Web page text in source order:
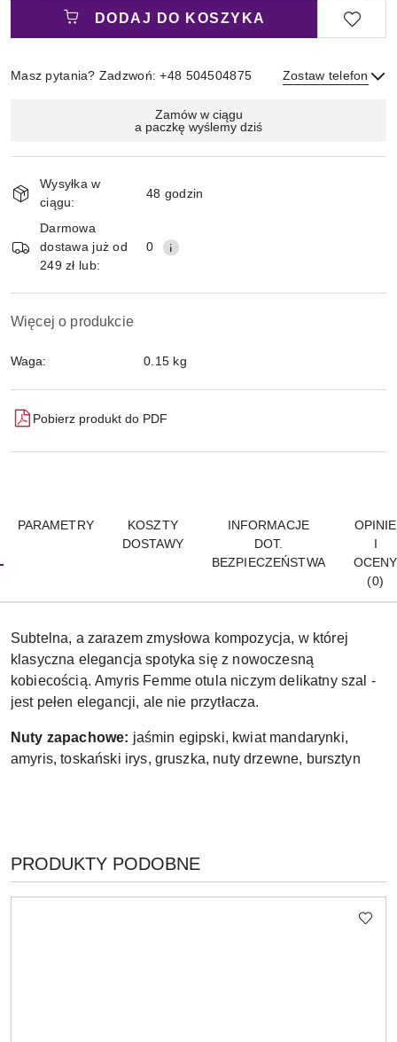
DODAJ DO KOSZYKA
Masz pytania? Zadzwoń: +48 504504875 Zostaw telefon
Wyślij
dostawa
Zamów w ciągu
a paczkę wyślemy dziś
Wysyłka w
ciągu:
48 godzin
Darmowa
dostawa już od
249 zł lub:
0
Więcej o produkcie
Waga: 0.15 kg
Pobierz produkt do PDF
PARAMETRY
KOSZTY
DOSTAWY
INFORMACJE
DOT.
BEZPIECZEŃSTWA
OPINIE
I
OCENY
(0)
Subtelna, a zarazem zmysłowa kompozycja, w której
klasyczna elegancja spotyka się z nowoczesną
kobiecością. Amyris Femme otula niczym delikatny szal -
jest pełen elegancji, ale nie przytłacza.
Nuty zapachowe: jaśmin egipski, kwiat mandarynki,
amyris, toskański irys, gruszka, nuty drzewne, bursztyn
Pomiń karuzelę produktów
PRODUKTY
O
PRODUKTY PODOBNE